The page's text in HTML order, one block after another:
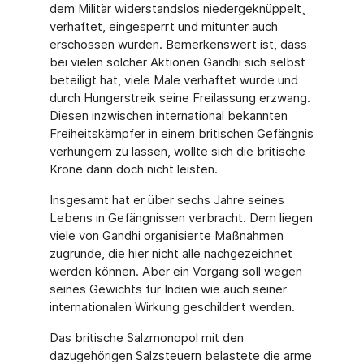
dem Militär widerstandslos niedergeknüppelt¸
verhaftet, eingesperrt und mitunter auch
erschossen wurden. Bemerkenswert ist, dass
bei vielen solcher Aktionen Gandhi sich selbst
beteiligt hat, viele Male verhaftet wurde und
durch Hungerstreik seine Freilassung erzwang.
Diesen inzwischen international bekannten
Freiheitskämpfer in einem britischen Gefängnis
verhungern zu lassen, wollte sich die bri­tische
Krone dann doch nicht leisten.
Insgesamt hat er über sechs Jahre seines
Lebens in Gefängnissen verbracht. Dem liegen
viele von Gandhi organisierte Maßnahmen
zugrunde, die hier nicht alle nachgezeichnet
werden können. Aber ein Vorgang soll wegen
seines Gewichts für Indien wie auch seiner
interna­tionalen Wirkung geschildert werden.
Das britische Salzmonopol mit den
dazugehörigen Salzsteuern belastete die arme